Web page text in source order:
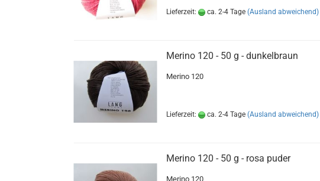
Lieferzeit: ca. 2-4 Tage (Ausland abweichend)
Merino 120 - 50 g - dunkelbraun
Merino 120
Lieferzeit: ca. 2-4 Tage (Ausland abweichend)
Merino 120 - 50 g - rosa puder
Merino 120